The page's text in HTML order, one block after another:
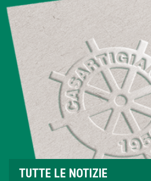
TUTTE LE NOTIZIE